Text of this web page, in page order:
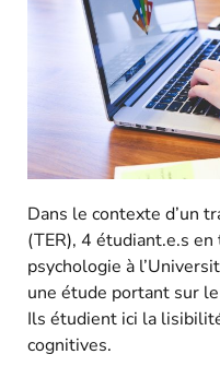
Dans le contexte d’un
(TER), 4 étudiant.e.s
psychologie à
une étude portant sur
Ils étudient ici la
cognitives.